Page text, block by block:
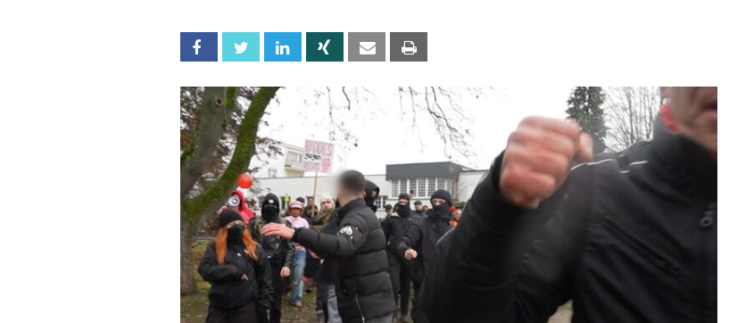
Facebook Twitter Linkedin Xing Email